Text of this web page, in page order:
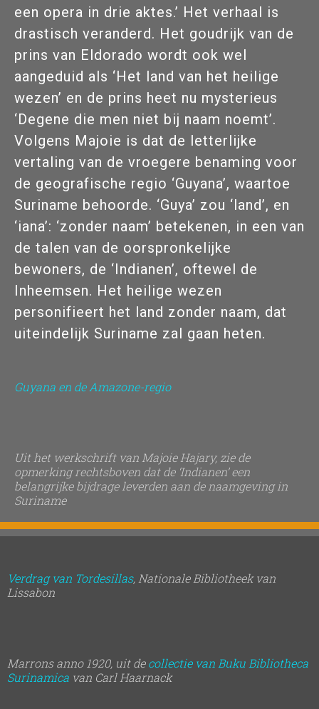
een opera in drie aktes.’ Het verhaal is
drastisch veranderd. Het goudrijk van de
prins van Eldorado wordt ook wel
aangeduid als ‘Het land van het heilige
wezen’ en de prins heet nu mysterieus
‘Degene die men niet bij naam noemt’.
Volgens Majoie is dat de letterlijke
vertaling van de vroegere benaming voor
de geografische regio ‘Guyana’, waartoe
Suriname behoorde. ‘Guya’ zou ‘land’, en
‘iana’: ‘zonder naam’ betekenen, in een van
de talen van de oorspronkelijke
bewoners, de ‘Indianen’, oftewel de
Inheemsen. Het heilige wezen
personifieert het land zonder naam, dat
uiteindelijk Suriname zal gaan heten.
Guyana en de Amazone-regio
Uit het werkschrift van Majoie Hajary, zie de
opmerking rechtsboven dat de ‘Indianen’ een
belangrijke bijdrage leverden aan de naamgeving in
Suriname
Verdrag van Tordesillas, Nationale Bibliotheek van
Lissabon
Marrons anno 1920, uit decollectie van Buku Bibliotheca
Surinamica van Carl Haarnack